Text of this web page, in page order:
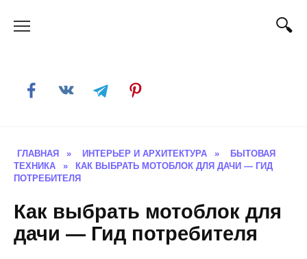
ГЛАВНАЯ » ИНТЕРЬЕР И АРХИТЕКТУРА »
БЫТОВАЯ
ТЕХНИКА
»
КАК ВЫБРАТЬ МОТОБЛОК ДЛЯ ДАЧИ — ГИД
ПОТРЕБИТЕЛЯ
Как выбрать мотоблок для
дачи — Гид потребителя